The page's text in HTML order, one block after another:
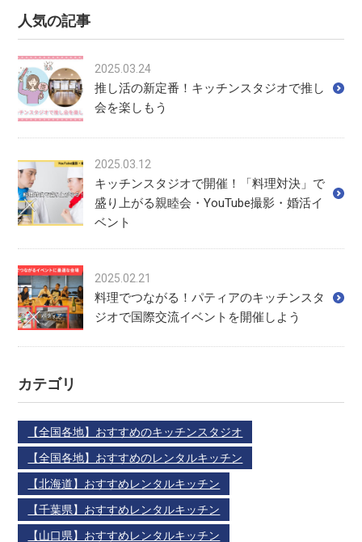
人気の記事
2025.03.24
推し活の新定番！キッチンスタジオで推し
会を楽しもう
2025.03.12
キッチンスタジオで開催！「料理対決」で
盛り上がる親睦会・YouTube撮影・婚活イ
ベント
2025.02.21
料理でつながる！パティアのキッチンスタ
ジオで国際交流イベントを開催しよう
カテゴリ
【全国各地】おすすめのキッチンスタジオ
【全国各地】おすすめのレンタルキッチン
【北海道】おすすめレンタルキッチン
【千葉県】おすすめレンタルキッチン
【山口県】おすすめレンタルキッチン